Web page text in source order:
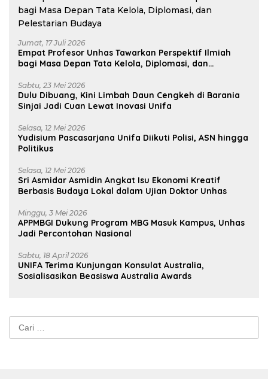
Jumat, 17 Juli 2026
Empat Profesor Unhas Tawarkan Perspektif Ilmiah
bagi Masa Depan Tata Kelola, Diplomasi, dan
Sabtu, 23 Mei 2026
Dulu Dibuang, Kini Limbah Daun Cengkeh di Barania
Sinjai Jadi Cuan Lewat Inovasi Unifa
Selasa, 12 Mei 2026
Yudisium Pascasarjana Unifa Diikuti Polisi, ASN hingga
Politikus
Selasa, 12 Mei 2026
Sri Asmidar Asmidin Angkat Isu Ekonomi Kreatif
Berbasis Budaya Lokal dalam Ujian Doktor Unhas
Minggu, 3 Mei 2026
APPMBGI Dukung Program MBG Masuk Kampus, Unhas
Jadi Percontohan Nasional
Sabtu, 18 April 2026
UNIFA Terima Kunjungan Konsulat Australia,
Sosialisasikan Beasiswa Australia Awards
Cari
untuk: